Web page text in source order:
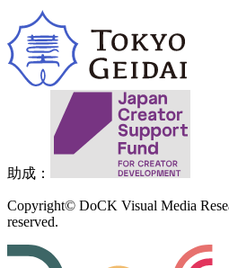
助成：
Copyright© DoCK Visual Media
reserved.